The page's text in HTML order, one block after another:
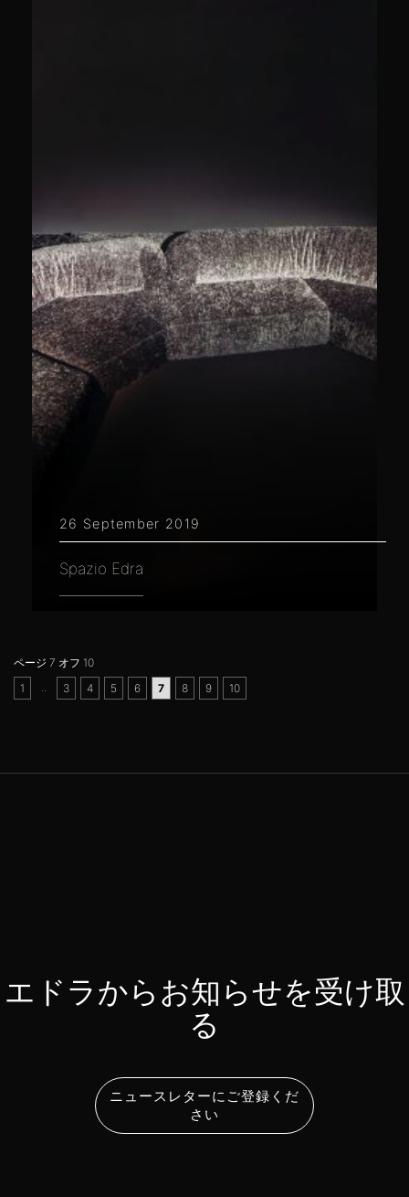
26 September 2019
Spazio Edra
ページ 7 オフ 10
1
3 4 5 6 7 8 9 10
ニュースレターにご登録くだ
さい
エドラからお知らせを受け取
る